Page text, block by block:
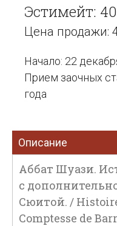
Эстимейт:
Цена продажи:
Начало: 22
Прием заочных
года
Описание
Аббат Шуази.
с
Сюитой. /
Comptesse de